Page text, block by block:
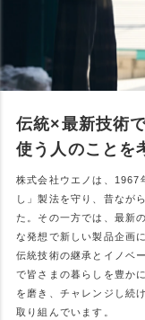
伝統×最新技術
使う人のことを
株式会社ウエノは、1967
し」製法を守り、昔なが
た。その一方では、最新
な発想で新しい製品企画
伝統技術の継承とイノベ
で皆さまの暮らしを豊か
を磨き、チャレンジし続
取り組んでいます。